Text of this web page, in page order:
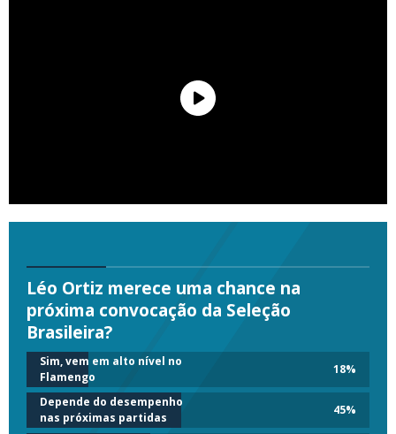
Léo Ortiz merece uma chance na
próxima convocação da Seleção
Brasileira?
Sim, vem em alto nível no
Flamengo
18%
Depende do desempenho
nas próximas partidas
45%